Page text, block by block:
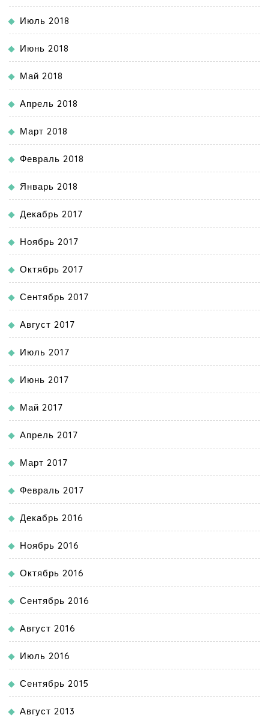
Июль 2018
Июнь 2018
Май 2018
Апрель 2018
Март 2018
Февраль 2018
Январь 2018
Декабрь 2017
Ноябрь 2017
Октябрь 2017
Сентябрь 2017
Август 2017
Июль 2017
Июнь 2017
Май 2017
Апрель 2017
Март 2017
Февраль 2017
Декабрь 2016
Ноябрь 2016
Октябрь 2016
Сентябрь 2016
Август 2016
Июль 2016
Сентябрь 2015
Август 2013